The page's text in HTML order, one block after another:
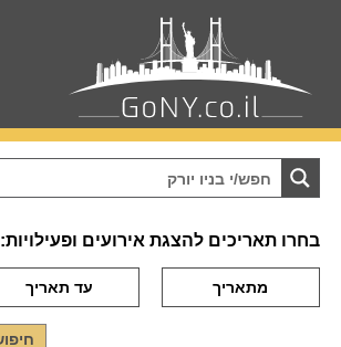
בחרו תאריכים להצגת אירועים ופעילויות: